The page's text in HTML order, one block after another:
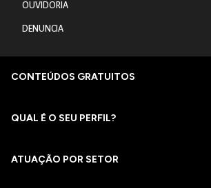
OUVIDORIA
DENUNCIA
CONTEÚDOS GRATUITOS
QUAL É O SEU PERFIL?
ATUAÇÃO POR SETOR